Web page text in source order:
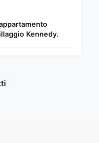
Kennedy.